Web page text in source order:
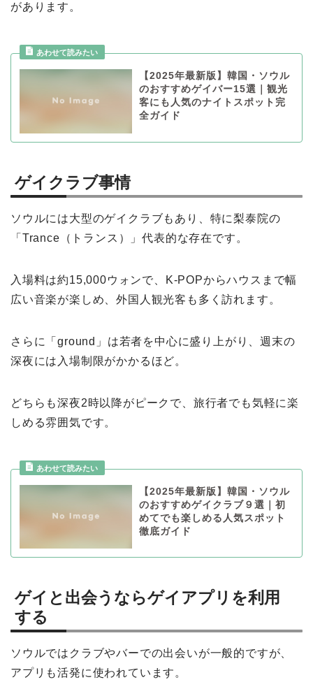
があります。
【2025年最新版】韓国・ソウル
のおすすめゲイバー15選｜観光
客にも人気のナイトスポット完
全ガイド
ゲイクラブ事情
ソウルには大型のゲイクラブもあり、特に梨泰院の
「Trance（トランス）」代表的な存在です。
入場料は約15,000ウォンで、K-POPからハウスまで幅
広い音楽が楽しめ、外国人観光客も多く訪れます。
さらに「ground」は若者を中心に盛り上がり、週末の
深夜には入場制限がかかるほど。
どちらも深夜2時以降がピークで、旅行者でも気軽に楽
しめる雰囲気です。
【2025年最新版】韓国・ソウル
のおすすめゲイクラブ９選｜初
めてでも楽しめる人気スポット
徹底ガイド
ゲイと出会うならゲイアプリを利用
する
ソウルではクラブやバーでの出会いが一般的ですが、
アプリも活発に使われています。